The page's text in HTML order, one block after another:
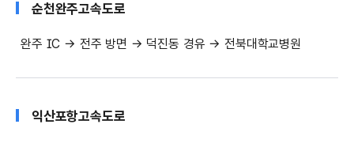
순천완주고속도로
완주 IC → 전주 방면 → 덕진동 경유 → 전북대학교병원
익산포항고속도로